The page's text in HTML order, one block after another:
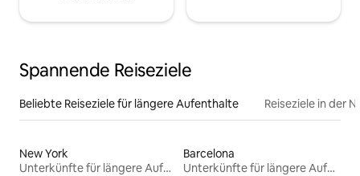
Spannende Reiseziele
Beliebte Reiseziele für längere Aufenthalte Reiseziele in der
New York
Unterkünfte für längere Aufenthalte
Barcelona
Unterkünfte für längere Aufenthalte